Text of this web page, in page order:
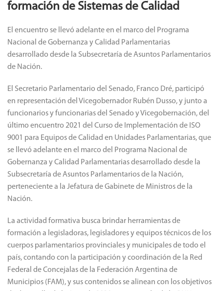
formación de Sistemas de Calidad
El encuentro se llevó adelante en el marco del Programa
Nacional de Gobernanza y Calidad Parlamentarias
desarrollado desde la Subsecretaría de Asuntos Parlamentarios
de Nación.
El Secretario Parlamentario del Senado, Franco Dré, participó
en representación del Vicegobernador Rubén Dusso, y junto a
funcionarios y funcionarias del Senado y Vicegobernación, del
último encuentro 2021 del Curso de Implementación de ISO
9001 para Equipos de Calidad en Unidades Parlamentarias, que
se llevó adelante en el marco del Programa Nacional de
Gobernanza y Calidad Parlamentarias desarrollado desde la
Subsecretaría de Asuntos Parlamentarios de la Nación,
perteneciente a la Jefatura de Gabinete de Ministros de la
Nación.
La actividad formativa busca brindar herramientas de
formación a legisladoras, legisladores y equipos técnicos de los
cuerpos parlamentarios provinciales y municipales de todo el
país, contando con la participación y coordinación de la Red
Federal de Concejalas de la Federación Argentina de
Municipios (FAM), y sus contenidos se alinean con los objetivos